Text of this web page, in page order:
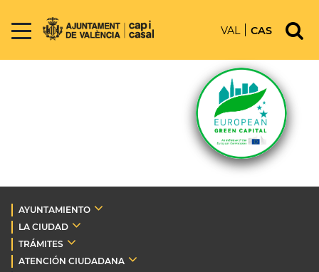
VAL CAS
AYUNTAMIENTO
LA CIUDAD
TRÁMITES
ATENCIÓN CIUDADANA